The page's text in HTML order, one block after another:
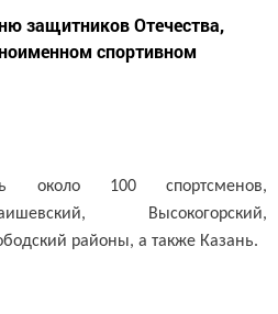
защитников Отечества,
спортивном
около 100 спортсменов,
Высокогорский,
районы, а также Казань.